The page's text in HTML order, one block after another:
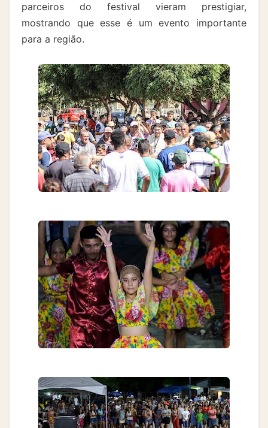
parceiros do festival vieram prestigiar,
mostrando que esse é um evento importante
para a região.